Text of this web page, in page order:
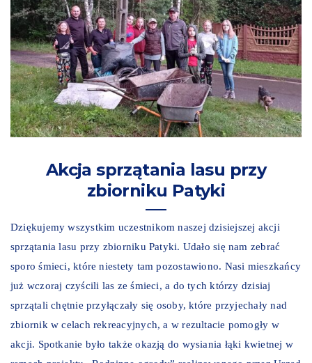
Akcja sprzątania lasu przy
zbiorniku Patyki
Dziękujemy wszystkim uczestnikom naszej dzisiejszej akcji
sprzątania lasu przy zbiorniku Patyki. Udało się nam zebrać
sporo śmieci, które niestety tam pozostawiono. Nasi mieszkańcy
już wczoraj czyścili las ze śmieci, a do tych którzy dzisiaj
sprzątali chętnie przyłączały się osoby, które przyjechały nad
zbiornik w celach rekreacyjnych, a w rezultacie pomogły w
akcji. Spotkanie było także okazją do wysiania łąki kwietnej w